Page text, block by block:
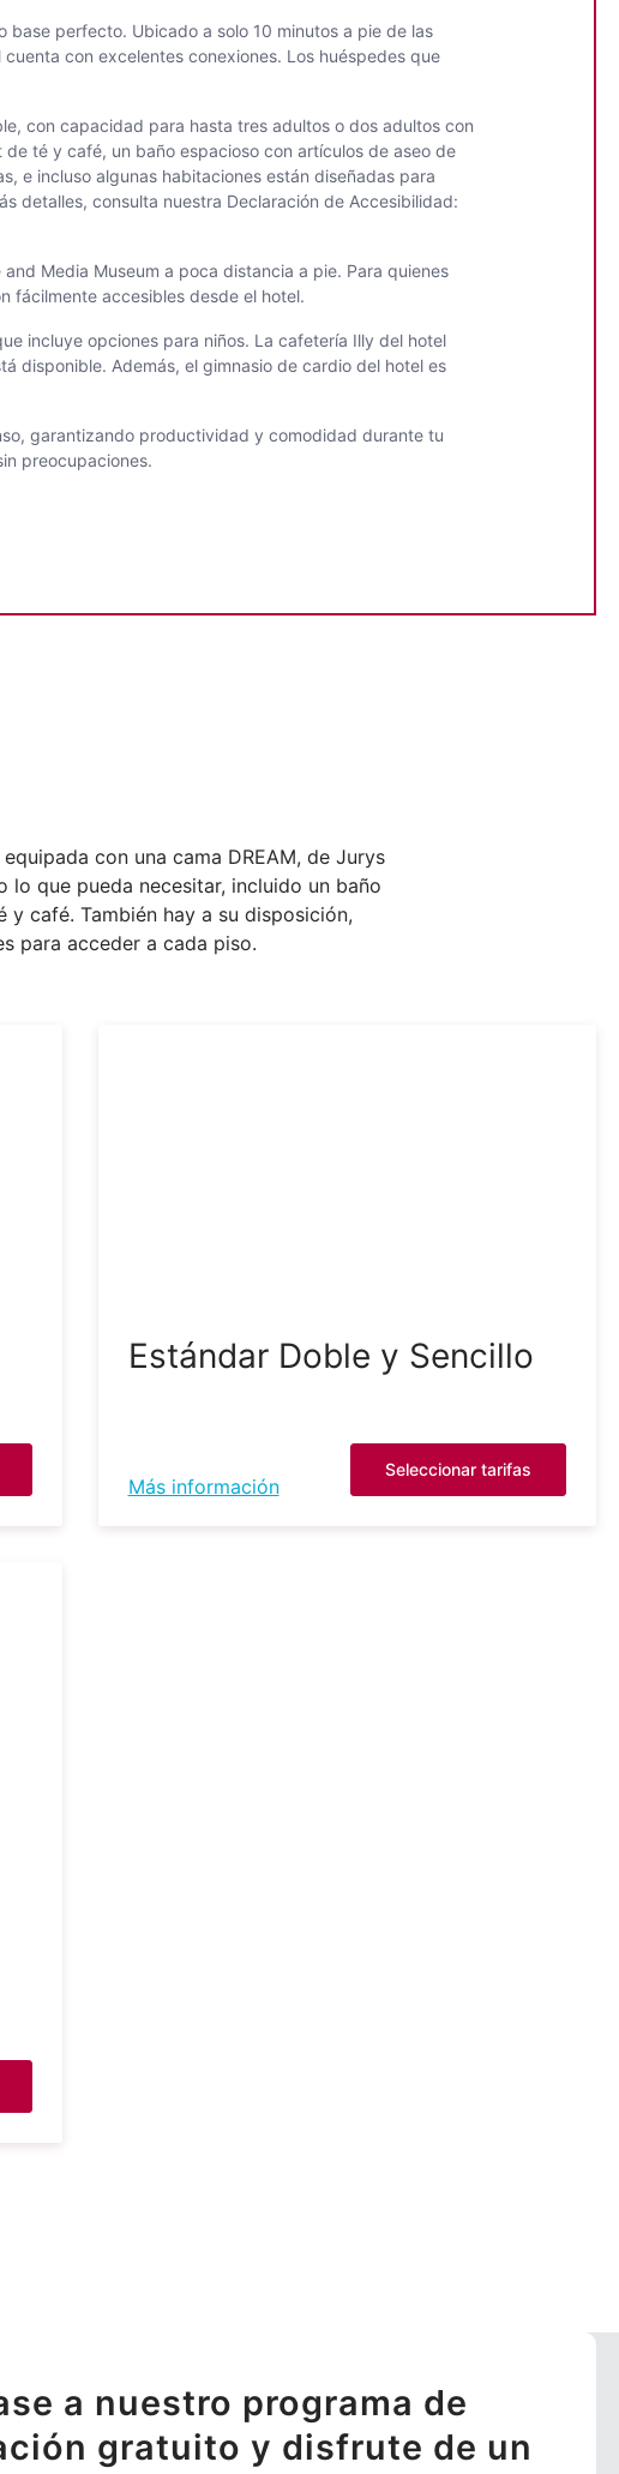
perfecto. Ubicado a solo 10 minutos a pie de las
con excelentes conexiones. Los huéspedes que
con capacidad para hasta tres adultos o dos adultos con
té y café, un baño espacioso con artículos de aseo de
e incluso algunas habitaciones están diseñadas para
detalles, consulta nuestra Declaración de Accesibilidad:
Media Museum a poca distancia a pie. Para quienes
fácilmente accesibles desde el hotel.
incluye opciones para niños. La cafetería Illy del hotel
disponible. Además, el gimnasio de cardio del hotel es
garantizando productividad y comodidad durante tu
preocupaciones.
con una cama DREAM, de Jurys
lo que pueda necesitar, incluido un baño
café. También hay a su disposición,
para acceder a cada piso.
Estándar Doble y Sencillo
Más información
Seleccionar tarifas
a nuestro programa de
gratuito y disfrute de un